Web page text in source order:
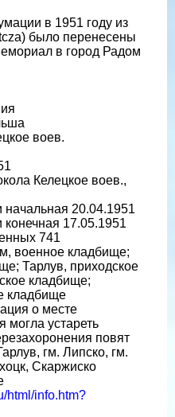
в 1951 году из
было перенесены
в город Радом
воев.
Келецкое воев.,
начальная 20.04.1951
конечная 17.05.1951
741
военное кладбище;
Тарлув, приходское
кладбище;
кладбище
о месте
устареть
повят
гм. Липско, гм.
Скаржиско
html/info.htm?